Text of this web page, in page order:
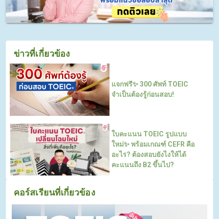
ข่าวที่เกี่ยวข้อง
แจกฟรี✨ 300 ศัพท์ TOEIC
จำเป็นต้องรู้ก่อนสอบ!
ใบคะแนน TOEIC รูปแบบ
ใหม่✨ พร้อมเกณฑ์ CEFR คือ
อะไร? ต้องสอบยังไงให้ได้
คะแนนถึง B2 ขึ้นไป?
คอร์สเรียนที่เกี่ยวข้อง